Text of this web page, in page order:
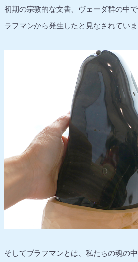
初期の宗教的な文書、ヴェーダ群の中
ラフマンから発生したと見なされていま
そしてブラフマンとは、私たちの魂の